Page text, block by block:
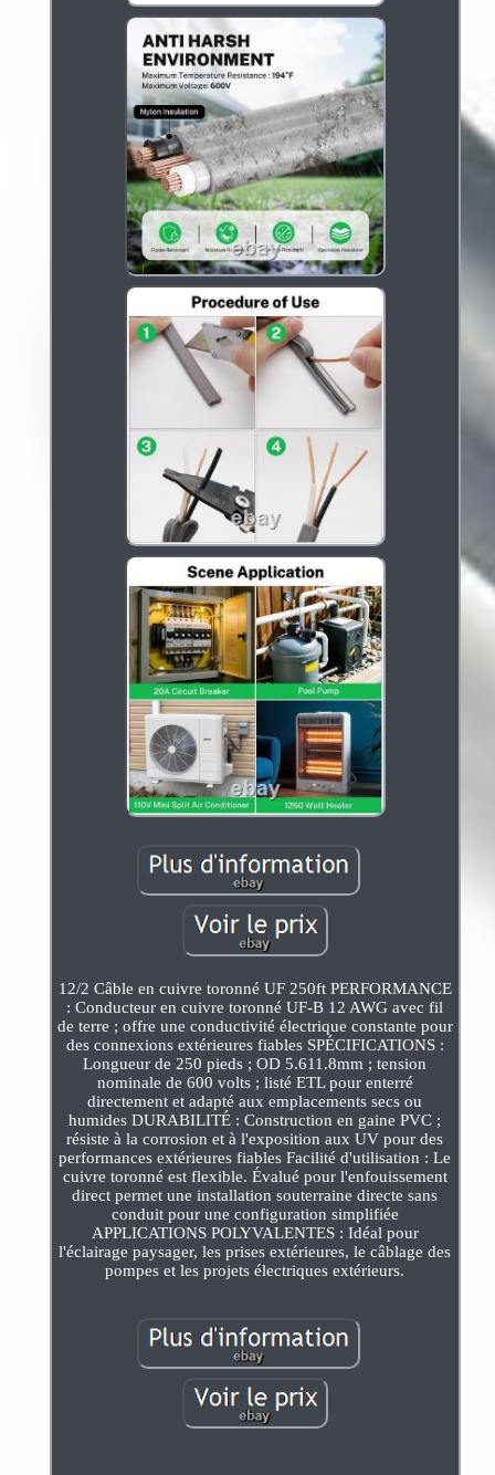
12/2 Câble en cuivre toronné UF 250ft PERFORMANCE
: Conducteur en cuivre toronné UF-B 12 AWG avec fil
de terre ; offre une conductivité électrique constante pour
des connexions extérieures fiables SPÉCIFICATIONS :
Longueur de 250 pieds ; OD 5.611.8mm ; tension
nominale de 600 volts ; listé ETL pour enterré
directement et adapté aux emplacements secs ou
humides DURABILITÉ : Construction en gaine PVC ;
résiste à la corrosion et à l'exposition aux UV pour des
performances extérieures fiables Facilité d'utilisation : Le
cuivre toronné est flexible. Évalué pour l'enfouissement
direct permet une installation souterraine directe sans
conduit pour une configuration simplifiée
APPLICATIONS POLYVALENTES : Idéal pour
l'éclairage paysager, les prises extérieures, le câblage des
pompes et les projets électriques extérieurs.